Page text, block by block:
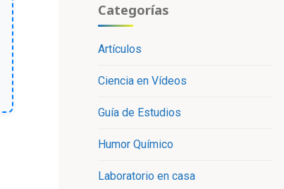
Categorías
Artículos
Ciencia en Vídeos
Guía de Estudios
Humor Químico
Laboratorio en casa